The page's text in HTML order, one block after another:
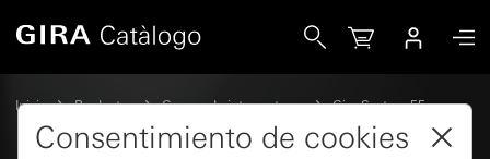
Inicio Productos Gamas de interruptores
Gira System 55
Juegos de teclas basculantes para sistemas de bus
Consentimiento de cookies